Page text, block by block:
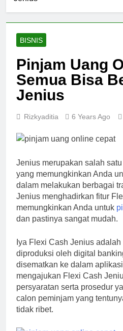
BISNIS
Pinjam Uang
Semua Bisa
Jenius
Rizkyaditia 6 Years Ago
Jenius merupakan salah
yang memungkinkan Anda
dalam melakukan berbagai
Jenius menghadirkan fitur
memungkinkan Anda untuk
dan pastinya sangat mudah.
Iya Flexi Cash Jenius
diproduksi oleh digital
disematkan ke dalam
mengajukan Flexi Cash
persyaratan serta prosedur
calon peminjam yang
tidak ribet.